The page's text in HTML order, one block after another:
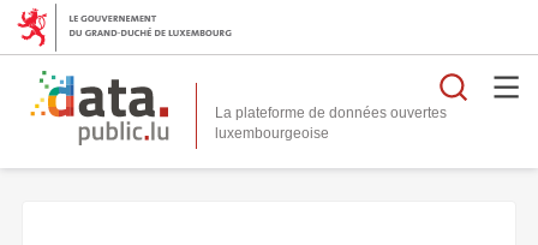
La plateforme de données ouvertes